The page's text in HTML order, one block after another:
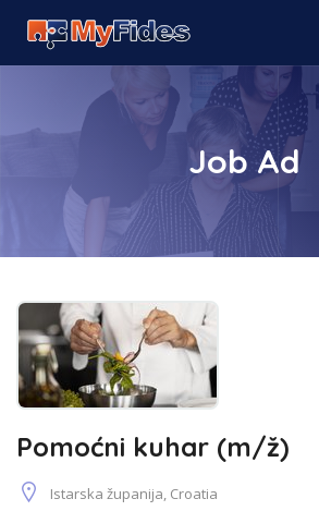
Job Ad
Pomoćni kuhar (m/ž)
Istarska županija, Croatia